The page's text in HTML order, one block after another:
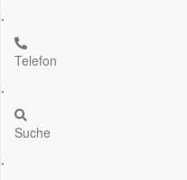
.
Telefon
.
Suche
.